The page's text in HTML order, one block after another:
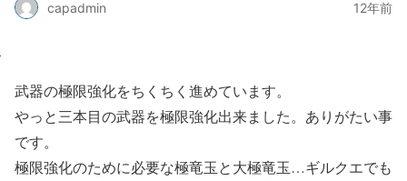
capadmin 12年前
武器の極限強化をちくちく進めています。
やっと三本目の武器を極限強化出来ました。ありがたい事
です。
極限強化のために必要な極竜玉と大極竜玉…ギルクエでも